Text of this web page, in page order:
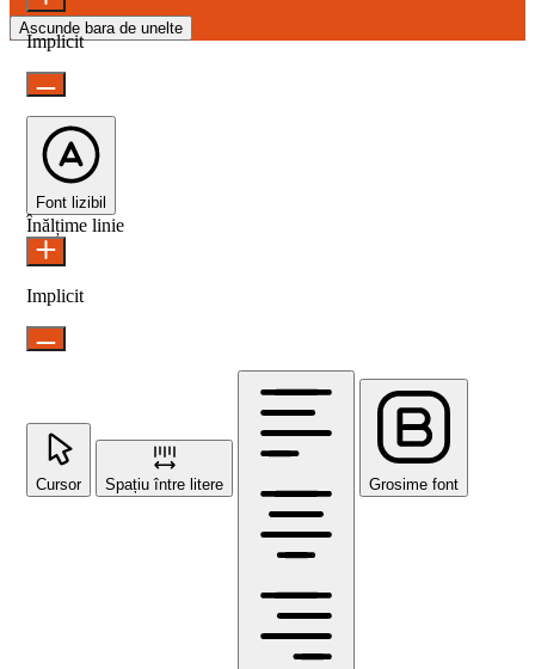
Ascunde bara de unelte
Implicit
Font lizibil
Înălțime linie
Implicit
Cursor Spațiu între litere Grosime font